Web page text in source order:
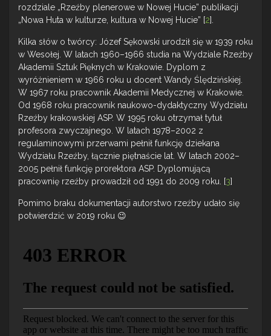
rozdziale „Rzeźby plenerowe w Nowej Hucie” publikacji
„Nowa Huta w kulturze, kultura w Nowej Hucie” [2].
Kilka słów o twórcy: Józef Sękowski urodził się w 1939 roku
w Wesołej. W latach 1960–1966 studia na Wydziale Rzeźby
Akademii Sztuk Pięknych w Krakowie. Dyplom z
wyróżnieniem w 1966 roku u docent Wandy Ślędzińskiej.
W 1967 roku pracownik Akademii Medycznej w Krakowie.
Od 1968 roku pracownik naukowo-dydaktyczny Wydziału
Rzeźby krakowskiej ASP. W 1995 roku otrzymał tytuł
profesora zwyczajnego. W latach 1978–2002 z
regulaminowymi przerwami pełnił funkcję dziekana
Wydziału Rzeźby, łącznie piętnaście lat. W latach 2002–
2005 pełnił funkcję prorektora ASP. Dyplomującą
pracownię rzeźby prowadził od 1991 do 2009 roku. [3]
Pomimo braku dokumentacji autorstwo rzeźby udało się
potwierdzić w 2019 roku 😉